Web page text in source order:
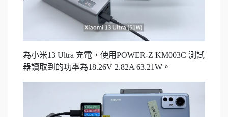
為小米13 Ultra 充電，使用POWER-Z KM003C 測試
器讀取到的功率為18.26V 2.82A 63.21W。